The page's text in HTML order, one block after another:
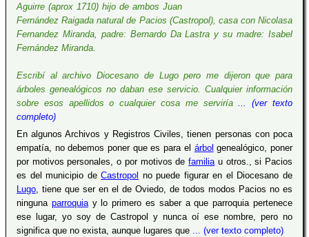
Aguirre (aprox 1710) hijo de ambos Juan
Fernández Raigada natural de Pacios (Castropol), casa con Nicolasa
Fernandez Miranda, padre: Bernardo Da Lastra y su madre: Isabel
Fernández Miranda.
Escribí al archivo Diocesano de Lugo pero me dijeron que para
árboles genealógicos no daban ese servicio. Cualquier información
sobre esos apellidos o cualquier cosa me serviría
... (ver texto
completo)
En algunos Archivos y Registros Civiles, tienen personas con poca
empatía, no debemos poner que es para el árbol genealógico, poner
por motivos personales, o por motivos defamilia u otros., si Pacios
es del municipio deCastropol no puede figurar en el Diocesano de
Lugo , tiene que ser en el de Oviedo, de todos modos Pacios no es
ninguna parroquiay lo primero es saber a que parroquia pertenece
ese lugar, yo soy de Castropol y nunca oí ese nombre, pero no
significa que no exista, aunque lugares que
... (ver texto completo)